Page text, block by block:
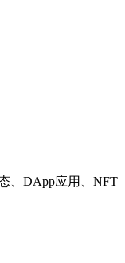
、DApp应用、NFT